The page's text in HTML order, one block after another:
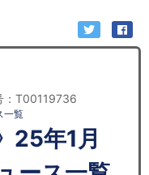
：T00119736
一覧
25年1月